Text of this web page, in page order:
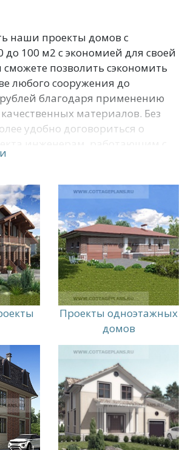
наши проекты домов с
100 м2 с экономией для своей
позволить сэкономить
любого сооружения до
благодаря применению
материалов. Без
удобно договориться о
что Вы обязательно
могут выслать
даром, если Вы купите
здания. Звоните и делайте
Мы готовы ответить в любое
Проекты одноэтажных
домов